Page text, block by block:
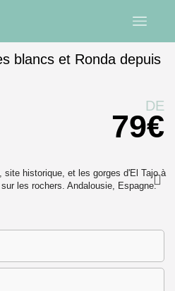
blancs et Ronda depuis
DE
79€